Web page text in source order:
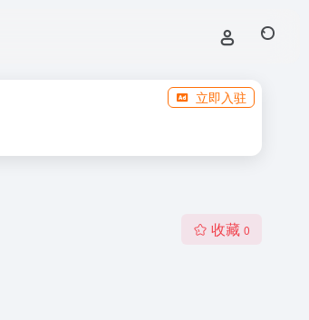
立即入驻
收藏 0